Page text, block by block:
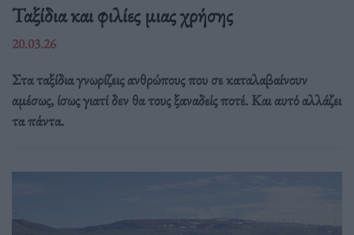
Ταξίδια και φιλίες μιας χρήσης
20.03.26
Στα ταξίδια γνωρίζεις ανθρώπους που σε καταλαβαίνουν
αμέσως, ίσως γιατί δεν θα τους ξαναδείς ποτέ. Και αυτό αλλάζει
τα πάντα.